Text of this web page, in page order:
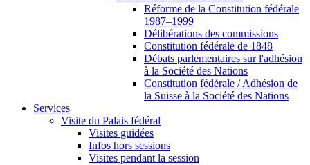
Réforme de la Constitution fédérale
1987–1999
Délibérations des commissions
Constitution fédérale de 1848
Débats parlementaires sur l'adhésion
à la Société des Nations
Constitution fédérale / Adhésion de
la Suisse à la Société des Nations
Services
Visite du Palais fédéral
Visites guidées
Infos hors sessions
Visites pendant la session